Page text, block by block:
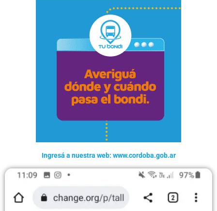
Ingresá a nuestra web: www.cordoba.gob.ar